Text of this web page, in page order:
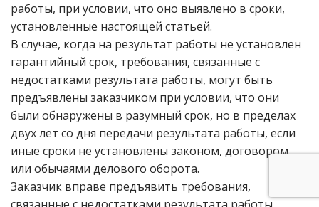
работы, при условии, что оно выявлено в сроки,
установленные настоящей статьей.
В случае, когда на результат работы не установлен
гарантийный срок, требования, связанные с
недостатками результата работы, могут быть
предъявлены заказчиком при условии, что они
были обнаружены в разумный срок, но в пределах
двух лет со дня передачи результата работы, если
иные сроки не установлены законом, договором
или обычаями делового оборота.
Заказчик вправе предъявить требования,